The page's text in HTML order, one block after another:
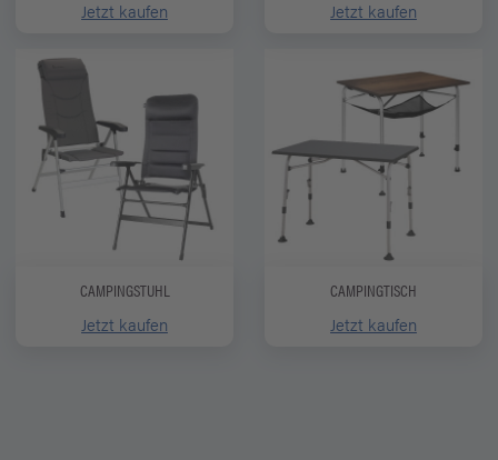
Jetzt kaufen Jetzt kaufen
CAMPINGSTUHL
Jetzt kaufen
CAMPINGTISCH
Jetzt kaufen